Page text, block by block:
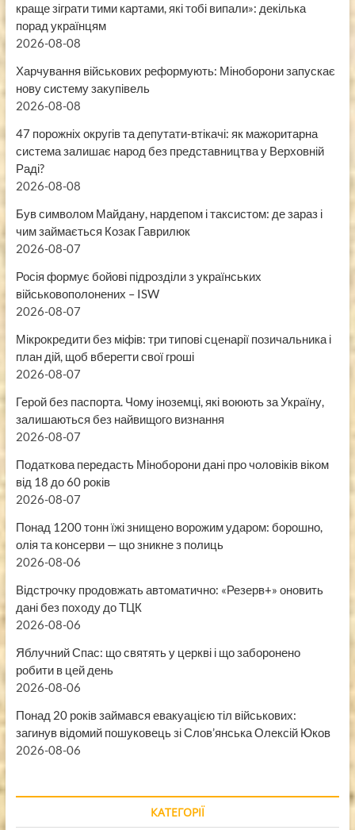
краще зіграти тими картами, які тобі випали»: декілька
порад українцям
2026-08-08
Харчування військових реформують: Міноборони запускає
нову систему закупівель
2026-08-08
47 порожніх округів та депутати-втікачі: як мажоритарна
система залишає народ без представництва у Верховній
Раді?
2026-08-08
Був символом Майдану, нардепом і таксистом: де зараз і
чим займається Козак Гаврилюк
2026-08-07
Росія формує бойові підрозділи з українських
військовополонених – ISW
2026-08-07
Мікрокредити без міфів: три типові сценарії позичальника і
план дій, щоб вберегти свої гроші
2026-08-07
Герой без паспорта. Чому іноземці, які воюють за Україну,
залишаються без найвищого визнання
2026-08-07
Податкова передасть Міноборони дані про чоловіків віком
від 18 до 60 років
2026-08-07
Понад 1200 тонн їжі знищено ворожим ударом: борошно,
олія та консерви — що зникне з полиць
2026-08-06
Відстрочку продовжать автоматично: «Резерв+» оновить
дані без походу до ТЦК
2026-08-06
Яблучний Спас: що святять у церкві і що заборонено
робити в цей день
2026-08-06
Понад 20 років займався евакуацією тіл військових:
загинув відомий пошуковець зі Слов’янська Олексій Юков
2026-08-06
КАТЕГОРІЇ